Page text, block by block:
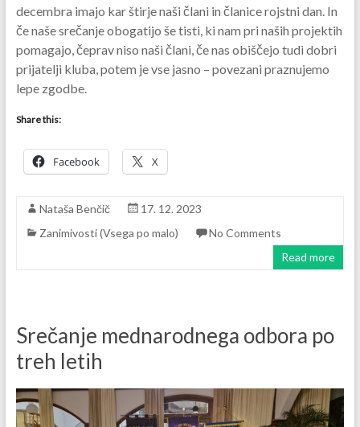
decembra imajo kar štirje naši člani in članice rojstni dan. In
če naše srečanje obogatijo še tisti, ki nam pri naših projektih
pomagajo, čeprav niso naši člani, če nas obiščejo tudi dobri
prijatelji kluba, potem je vse jasno – povezani praznujemo
lepe zgodbe.
Share this:
Facebook X
Nataša Benčič
17. 12. 2023
Zanimivosti (Vsega po malo)
No Comments
Read more
Srečanje mednarodnega odbora po
treh letih